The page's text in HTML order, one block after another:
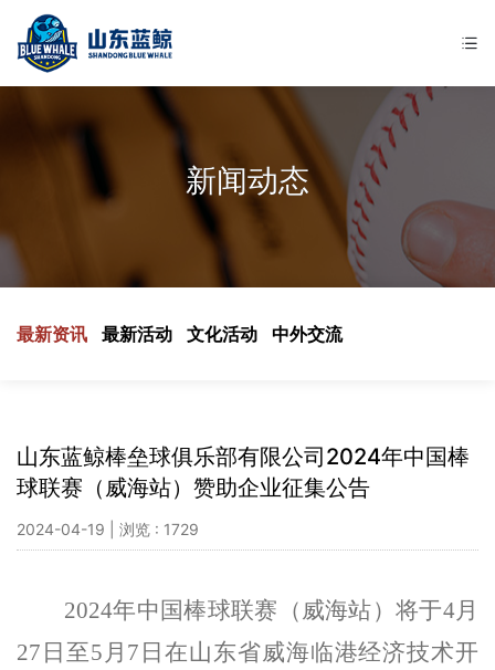
新闻动态
最新资讯 最新活动 文化活动 中外交流
山东蓝鲸棒垒球俱乐部有限公司2024年中国棒
球联赛（威海站）赞助企业征集公告
2024-04-19 | 浏览 : 1729
2024年中国棒球联赛（威海站）将于4月
27 日至5 月 7 日在山东省威海临港经济技术开